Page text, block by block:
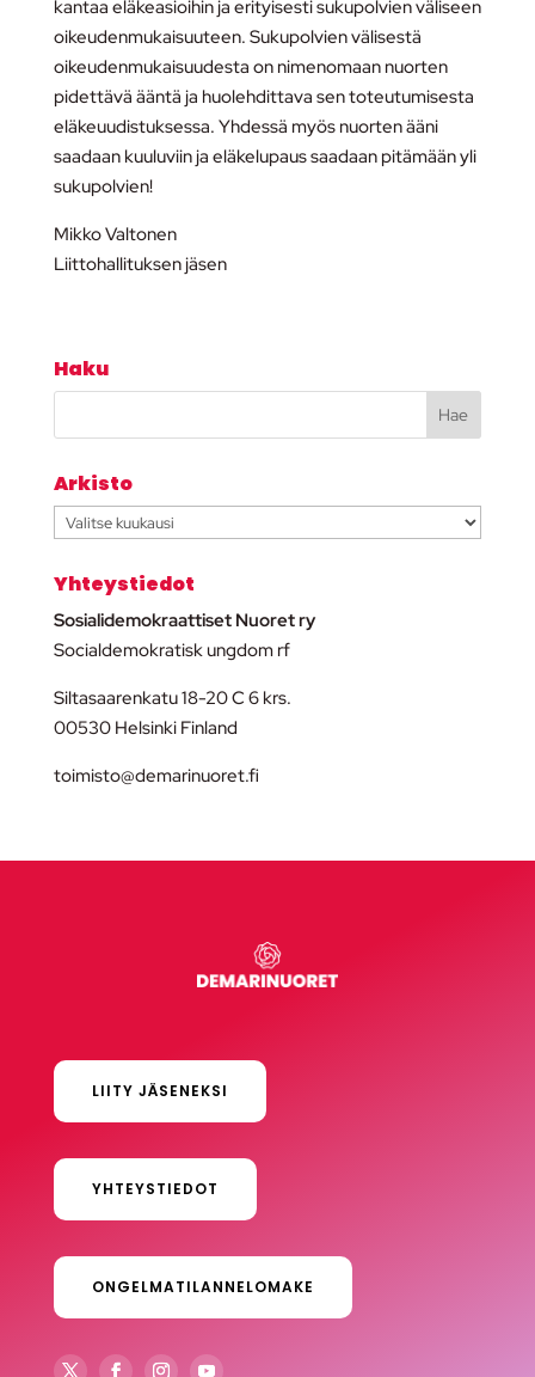
kantaa eläkeasioihin ja erityisesti sukupolvien väliseen
oikeudenmukaisuuteen. Sukupolvien välisestä
oikeudenmukaisuudesta on nimenomaan nuorten
pidettävä ääntä ja huolehdittava sen toteutumisesta
eläkeuudistuksessa. Yhdessä myös nuorten ääni
saadaan kuuluviin ja eläkelupaus saadaan pitämään yli
sukupolvien!
Mikko Valtonen
Liittohallituksen jäsen
Haku
Arkisto
Arkisto
Yhteystiedot
Sosialidemokraattiset Nuoret ry
Socialdemokratisk ungdom rf
Siltasaarenkatu 18-20 C 6 krs.
00530 Helsinki Finland
toimisto@demarinuoret.fi
LIITY JÄSENEKSI
YHTEYSTIEDOT
ONGELMATILANNELOMAKE